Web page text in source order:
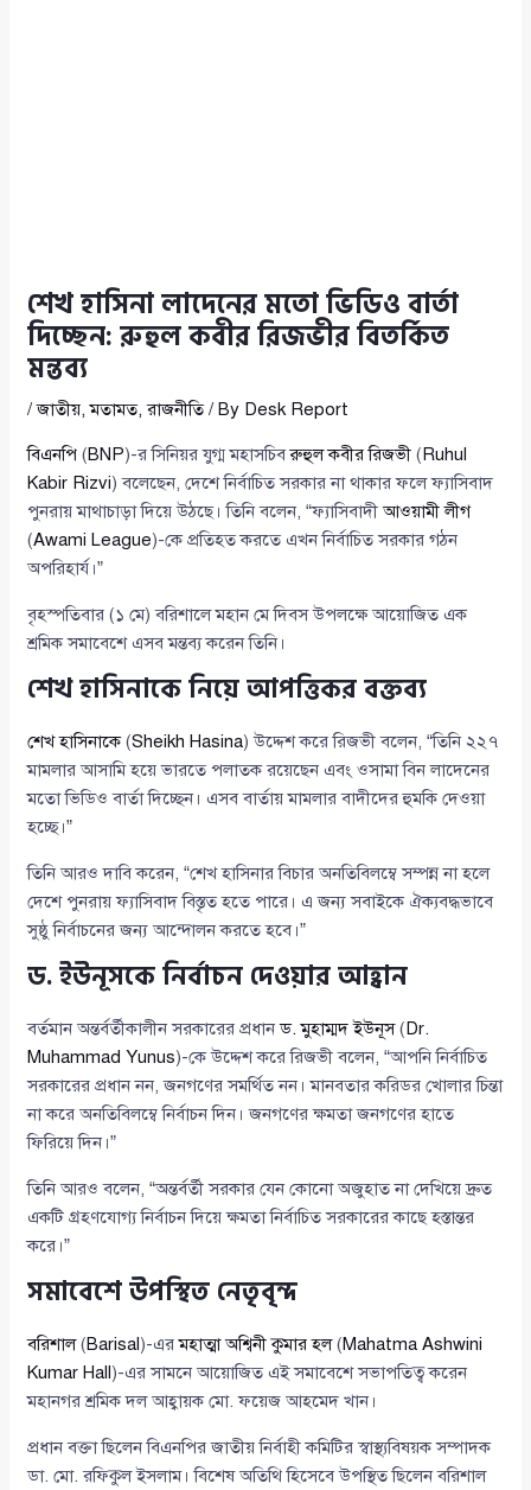
শেখ হাসিনা লাদেনের মতো ভিডিও বার্তা
দিচ্ছেন: রুহুল কবীর রিজভীর বিতর্কিত
মন্তব্য
/জাতীয়,মতামত,রাজনীতি/ By Desk Report
বিএনপি (BNP)-র সিনিয়র যুগ্ম মহাসচিবরুহুল কবীর রিজভী (Ruhul
Kabir Rizvi) বলেছেন, দেশে নির্বাচিত সরকার না থাকার ফলে ফ্যাসিবাদ
পুনরায় মাথাচাড়া দিয়ে উঠছে। তিনি বলেন, “ফ্যাসিবাদীআওয়ামী লীগ
(Awami League)-কে প্রতিহত করতে এখন নির্বাচিত সরকার গঠন
অপরিহার্য।”
বৃহস্পতিবার (১ মে) বরিশালে মহান মে দিবস উপলক্ষে আয়োজিত এক
শ্রমিক সমাবেশে এসব মন্তব্য করেন তিনি।
শেখ হাসিনাকে নিয়ে আপত্তিকর বক্তব্য
শেখ হাসিনাকে(Sheikh Hasina) উদ্দেশ করে রিজভী বলেন, “তিনি ২২৭
মামলার আসামি হয়ে ভারতে পলাতক রয়েছেন এবং ওসামা বিন লাদেনের
মতো ভিডিও বার্তা দিচ্ছেন। এসব বার্তায় মামলার বাদীদের হুমকি দেওয়া
হচ্ছে।”
তিনি আরও দাবি করেন, “শেখ হাসিনার বিচার অনতিবিলম্বে সম্পন্ন না হলে
দেশে পুনরায় ফ্যাসিবাদ বিস্তৃত হতে পারে। এ জন্য সবাইকে ঐক্যবদ্ধভাবে
সুষ্ঠু নির্বাচনের জন্য আন্দোলন করতে হবে।”
ড. ইউনূসকে নির্বাচন দেওয়ার আহ্বান
বর্তমান অন্তর্বর্তীকালীন সরকারের প্রধানড. মুহাম্মদ ইউনূস(Dr.
Muhammad Yunus)-কে উদ্দেশ করে রিজভী বলেন, “আপনি নির্বাচিত
সরকারের প্রধান নন, জনগণের সমর্থিত নন। মানবতার করিডর খোলার চিন্তা
না করে অনতিবিলম্বে নির্বাচন দিন। জনগণের ক্ষমতা জনগণের হাতে
ফিরিয়ে দিন।”
তিনি আরও বলেন, “অন্তর্বর্তী সরকার যেন কোনো অজুহাত না দেখিয়ে দ্রুত
একটি গ্রহণযোগ্য নির্বাচন দিয়ে ক্ষমতা নির্বাচিত সরকারের কাছে হস্তান্তর
করে।”
সমাবেশে উপস্থিত নেতৃবৃন্দ
বরিশাল(Barisal)-এরমহাত্মা অশ্বিনী কুমার হল(Mahatma Ashwini
Kumar Hall)-এর সামনে আয়োজিত এই সমাবেশে সভাপতিত্ব করেন
মহানগর শ্রমিক দল আহ্বায়ক মো. ফয়েজ আহমেদ খান।
প্রধান বক্তা ছিলেন বিএনপির জাতীয় নির্বাহী কমিটির স্বাস্থ্যবিষয়ক সম্পাদক
ডা. মো. রফিকুল ইসলাম। বিশেষ অতিথি হিসেবে উপস্থিত ছিলেন বরিশাল